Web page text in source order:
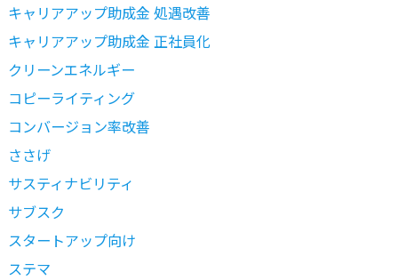
キャリアアップ助成金 処遇改善
キャリアアップ助成金 正社員化
クリーンエネルギー
コピーライティング
コンバージョン率改善
ささげ
サスティナビリティ
サブスク
スタートアップ向け
ステマ